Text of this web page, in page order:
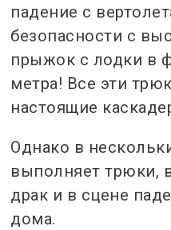
падение с
безопасности с
прыжок с лодки в
метра! Все эти
настоящие
Однако в
выполняет трюки,
драк и в сцене
дома.